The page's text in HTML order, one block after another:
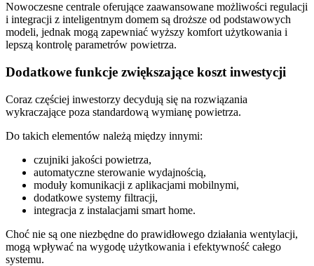
Nowoczesne centrale oferujące zaawansowane możliwości regulacji
i integracji z inteligentnym domem są droższe od podstawowych
modeli, jednak mogą zapewniać wyższy komfort użytkowania i
lepszą kontrolę parametrów powietrza.
Dodatkowe funkcje zwiększające koszt inwestycji
Coraz częściej inwestorzy decydują się na rozwiązania
wykraczające poza standardową wymianę powietrza.
Do takich elementów należą między innymi:
czujniki jakości powietrza,
automatyczne sterowanie wydajnością,
moduły komunikacji z aplikacjami mobilnymi,
dodatkowe systemy filtracji,
integracja z instalacjami smart home.
Choć nie są one niezbędne do prawidłowego działania wentylacji,
mogą wpływać na wygodę użytkowania i efektywność całego
systemu.